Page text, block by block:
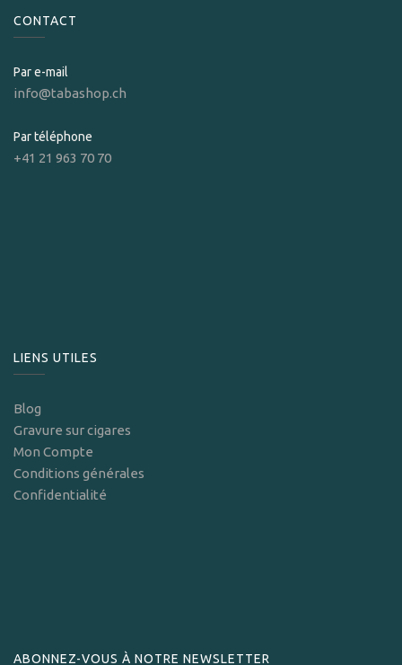
CONTACT
Par e-mail
info@tabashop.ch
Par téléphone
+41 21 963 70 70
LIENS UTILES
Blog
Gravure sur cigares
Mon Compte
Conditions générales
Confidentialité
ABONNEZ-VOUS À NOTRE NEWSLETTER